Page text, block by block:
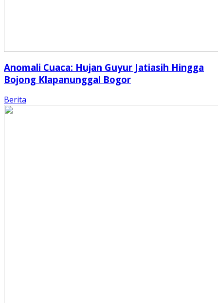
Anomali Cuaca: Hujan Guyur Jatiasih Hingga
Bojong Klapanunggal Bogor
Berita